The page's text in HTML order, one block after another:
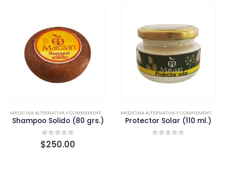
MEDICINA ALTERNATIVA Y COMPLEMENTARIA
Shampoo Solido (80 grs.)
0out of 5
$250.00
MEDICINA ALTERNATIVA Y COMPLEMENTARIA
Protector Solar (110 ml.)